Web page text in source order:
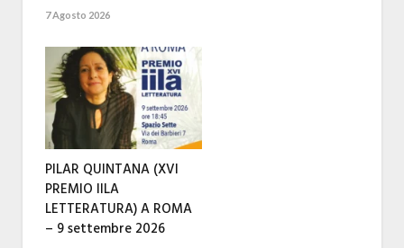
7 Agosto 2026
PILAR QUINTANA (XVI
PREMIO IILA
LETTERATURA) A ROMA
– 9 settembre 2026